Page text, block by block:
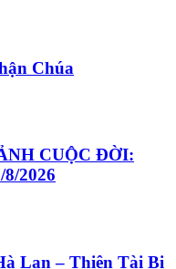
Chúa
CUỘC ĐỜI:
2026
Lan – Thiên Tài Bị